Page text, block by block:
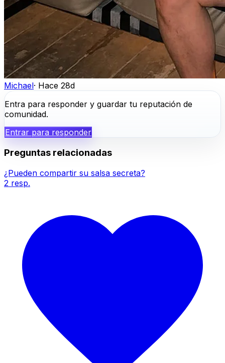
Michael· Hace 28d
Entra para responder y guardar tu reputación de
comunidad.
Entrar para responder
Preguntas relacionadas
¿Pueden compartir su salsa secreta?
2 resp.